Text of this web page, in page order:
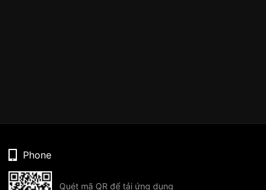
Phone
Quét mã QR để tải ứng dụng